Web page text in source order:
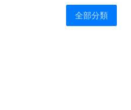
全部分類